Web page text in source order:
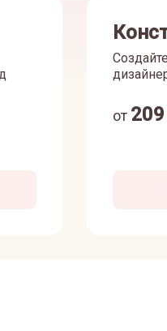
от 209